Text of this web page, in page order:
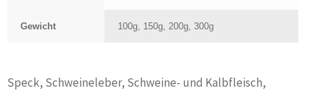
Gewicht 100g, 150g, 200g, 300g
Speck, Schweineleber, Schweine- und Kalbfleisch,